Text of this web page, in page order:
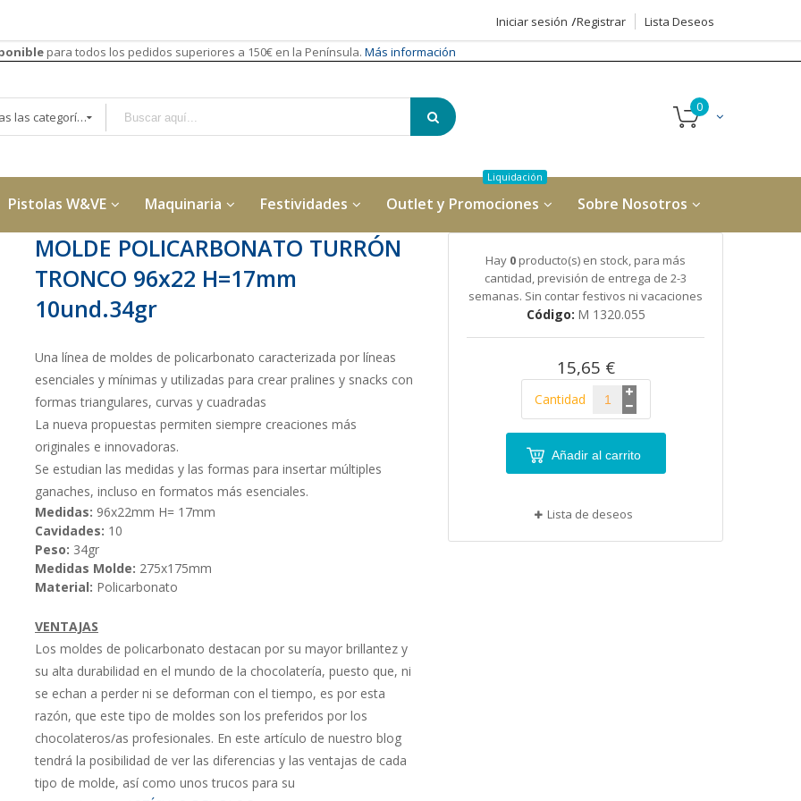
Iniciar sesión Registrar
Lista Deseos
para todos los pedidos superiores a 150€ en la Península. Más información
Todas las categorías
Pistolas W&VE Maquinaria Festividades Outlet y Promociones Sobre Nosotros
Hay 0 producto(s) en stock, para más
cantidad, previsión de entrega de 2-3
semanas. Sin contar festivos ni vacaciones
Código M 1320.055
15,65 €
Cantidad
Añadir al carrito
Lista de deseos
MOLDE POLICARBONATO TURRÓN
TRONCO 96x22 H=17mm
10und.34gr
Una línea de moldes de policarbonato caracterizada por líneas
esenciales y mínimas y utilizadas para crear pralines y snacks con
formas triangulares, curvas y cuadradas
La nueva propuestas permiten siempre creaciones más
originales e innovadoras.
Se estudian las medidas y las formas para insertar múltiples
ganaches, incluso en formatos más esenciales.
Medidas: 96x22mm H= 17mm
Cavidades: 10
Peso: 34gr
Medidas Molde: 275x175mm
Material: Policarbonato
VENTAJAS
Los moldes de policarbonato destacan por su mayor brillantez y
su alta durabilidad en el mundo de la chocolatería, puesto que, ni
se echan a perder ni se deforman con el tiempo, es por esta
razón, que este tipo de moldes son los preferidos por los
chocolateros/as profesionales. En este artículo de nuestro blog
tendrá la posibilidad de ver las diferencias y las ventajas de cada
tipo de molde, así como unos trucos para su